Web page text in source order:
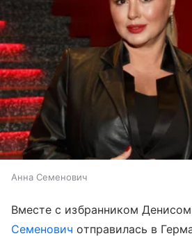
Анна Семенович
Вместе с избранником
Семенович отправилась в